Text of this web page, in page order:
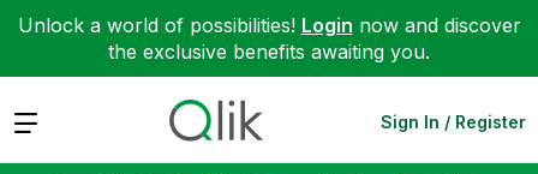
Unlock a world of possibilities! Login now and discover
the exclusive benefits awaiting you.
Expand Sign In / Register